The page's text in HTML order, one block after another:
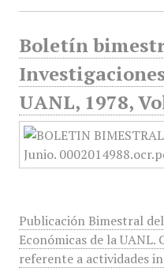
Boletín
UANL, 1978,
Publicación Bimestral
Económicas de la
referente a actividades